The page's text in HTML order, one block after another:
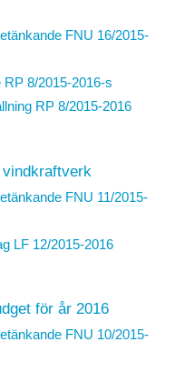
FNU 16/2015-
RP 8/2015-2016-s
RP 8/2015-2016
FNU 11/2015-
LF 12/2015-2016
för år 2016
FNU 10/2015-